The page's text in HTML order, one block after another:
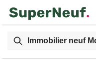
Immobilier neuf